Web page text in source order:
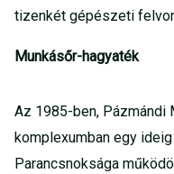
tizenkét gépészeti
Munkásőr-hagyaték
Az 1985-ben, Pázmándi
komplexumban egy
Parancsnoksága